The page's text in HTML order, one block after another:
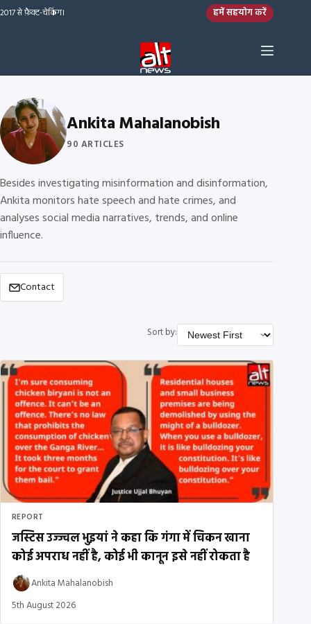
Skip to content
2017 से फ़ैक्ट-चेकिंग। हमें सहयोग करें
Ankita Mahalanobish
90 ARTICLES
Besides investigating misinformation and disinformation,
Ankita monitors hate speech and hate crimes, and
analyses social media narratives, trends, and online
influence.
Contact
Sort by:
REPORT
जस्टिस उज्ज्वल भुइयां ने कहा कि गंगा में चिकन खाना
कोई अपराध नहीं है, कोई भी कानून इसे नहीं रोकता है
Ankita Mahalanobish
5th August 2026